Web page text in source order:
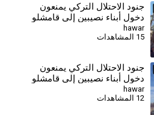
جنود الاحتلال التركي يمنعون
دخول أبناء نصيبين إلى قامشلو
hawar
15 المشاهدات
جنود الاحتلال التركي يمنعون
دخول أبناء نصيبين إلى قامشلو
hawar